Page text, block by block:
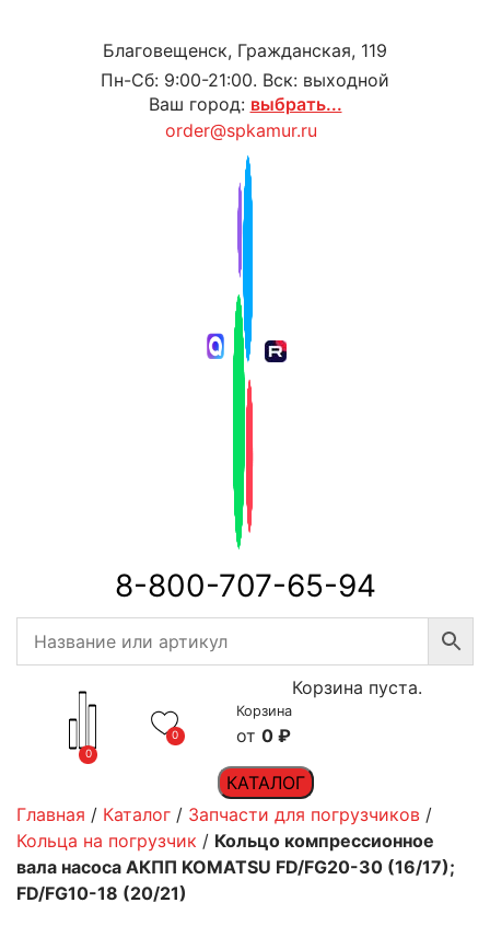
Благовещенск, Гражданская, 119
Пн-Сб: 9:00-21:00. Вск: выходной
Ваш город: выбрать...
order@spkamur.ru
8-800-707-65-94
0
0
Корзина
0 ₽
Корзина пуста.
КАТАЛОГ
Главная / Каталог / Запчасти для погрузчиков /
Кольца на погрузчик / Кольцо компрессионное
вала насоса АКПП KOMATSU FD/FG20-30 (16/17);
FD/FG10-18 (20/21)